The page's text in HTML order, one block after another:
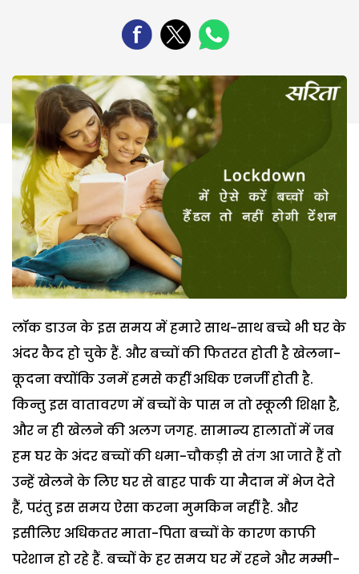
लॉक डाउन के इस समय में हमारे साथ-साथ बच्चे भी घर के
अंदर कैद हो चुके हैं. और बच्चों की फितरत होती है खेलना-
कूदना क्योंकि उनमें हमसे कहीं अधिक एनर्जी होती है.
किन्तु इस वातावरण में बच्चों के पास न तो स्कूली शिक्षा है,
और न ही खेलने की अलग जगह. सामान्य हालातों में जब
हम घर के अंदर बच्चों की धमा-चौकड़ी से तंग आ जाते हैं तो
उन्हें खेलने के लिए घर से बाहर पार्क या मैदान में भेज देते
हैं, परंतु इस समय ऐसा करना मुमकिन नहीं है. और
इसीलिए अधिकतर माता-पिता बच्चों के कारण काफी
परेशान हो रहे हैं. बच्चों के हर समय घर में रहने और मम्मी-